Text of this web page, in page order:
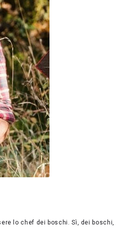
lo chef dei boschi. Sì, dei boschi,